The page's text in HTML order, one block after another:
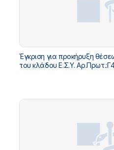
Έγκριση για προκήρυξη
του κλάδου Ε.Σ.Υ.